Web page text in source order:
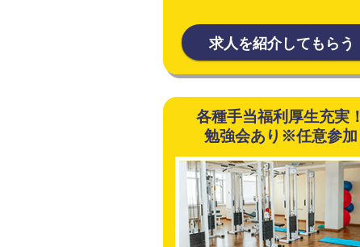
求人を紹介してもらう
各種手当福利厚生充実！
勉強会あり※任意参加